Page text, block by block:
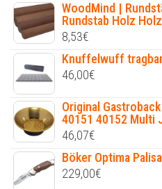
WoodMind |
Rundstab Holz
8,53€
Knuffelwuff
46,00€
Original
40151 40152 Multi
46,07€
Böker Optima
229,00€